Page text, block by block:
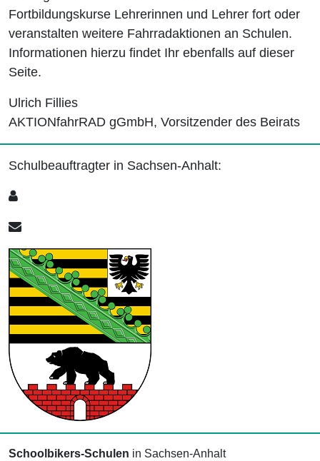
Fortbildungskurse Lehrerinnen und Lehrer fort oder
veranstalten weitere Fahrradaktionen an Schulen.
Informationen hierzu findet Ihr ebenfalls auf dieser
Seite.
Ulrich Fillies
AKTIONfahrRAD gGmbH, Vorsitzender des Beirats
Schulbeauftragter in Sachsen-Anhalt:
Schoolbikers-Schulen in Sachsen-Anhalt